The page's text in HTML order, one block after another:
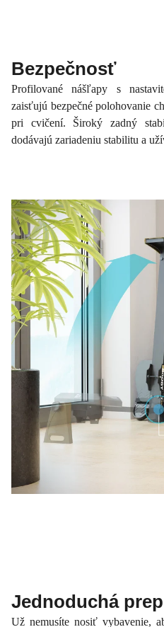
Bezpečnosť
Profilované nášľapy s
zaisťujú bezpečné polohovanie
pri cvičení. Široký zadný
dodávajú zariadeniu stabilitu a
Jednoduchá
Už nemusíte nosiť vybavenie,